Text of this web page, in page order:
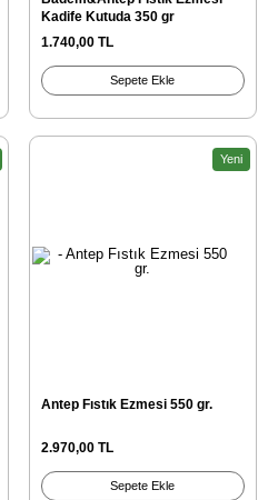
Kadife Kutuda 350 gr
1.740,00 TL
Sepete Ekle
Yeni
Antep Fıstık Ezmesi 550 gr.
2.970,00 TL
Sepete Ekle